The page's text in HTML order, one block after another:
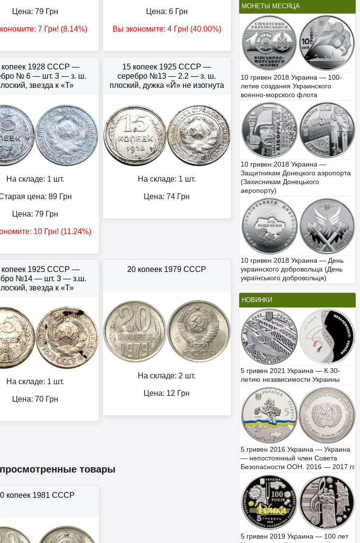
МОНЕТЫ МЕСЯЦА
10 гривен 2018 Украина — 100-
летие создания Украинского
военно-морского флота
10 гривен 2018 Украина —
Защитникам Донецкого аэропорта
(Захисникам Донецького
аеропорту)
10 гривен 2018 Украина — День
украинского добровольца (День
українського добровольця)
НОВИНКИ
5 гривен 2021 Украина — К 30-
летию независимости Украины
5 гривен 2016 Украина — Украина
— непостоянный член Совета
Безопасности ООН. 2016 — 2017 гг.
5 гривен 2019 Украина — 100 лет
Цена: 79Грн
7Грн! (8.14%)
Цена: 6Грн
Вы экономите: 4Грн! (40.00%)
копеек 1928 СССР —
№ 6 — шт. 3 — з. ш.
звезда к «Т»
На складе: 1 шт.
цена: 89Грн
Цена: 79Грн
10 Грн! (11.24%)
15 копеек 1925 СССР —
серебро №13 — 2.2 — з. ш.
плоский, дужка «Й» не изогнута
На складе: 1 шт.
Цена:74 Грн
копеек 1925 СССР —
№14 — шт. 3 — з.ш.
звезда к «Т»
На складе: 1 шт.
Цена: 70Грн
20 копеек 1979 СССР
На складе: 2 шт.
Цена: 12 Грн
товары
копеек 1981 СССР